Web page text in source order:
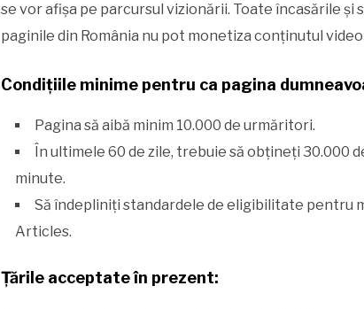
se vor afișa pe parcursul vizionării. Toate încasările
paginile din România nu pot monetiza conținutul
Condițiile minime pentru ca pagina
Pagina să aibă minim 10.000 de urmăritori.
În ultimele 60 de zile, trebuie să obţineți 30.000
minute.
Să îndepliniți standardele de eligibilitate pentru
Articles.
Țările acceptate în prezent: